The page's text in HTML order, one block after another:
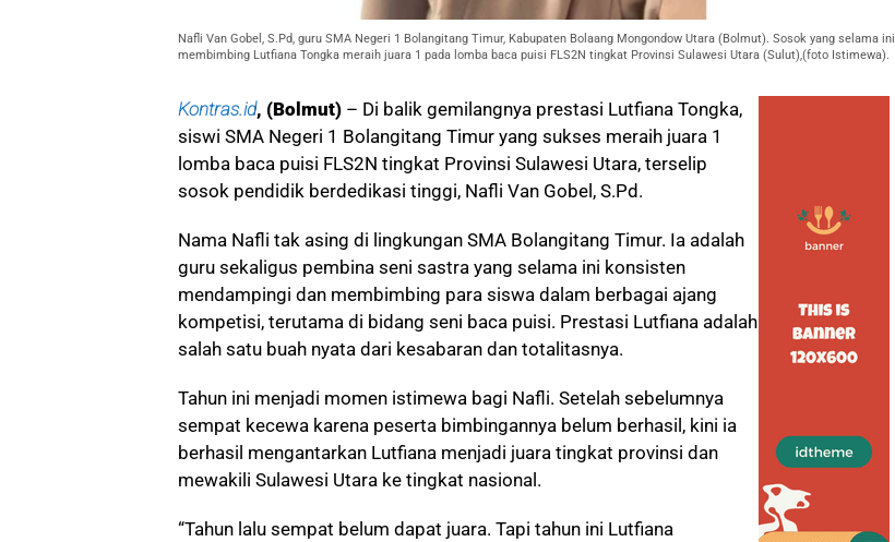
Nafli Van Gobel, S.Pd, guru SMA Negeri 1 Bolangitang Timur, Kabupaten Bolaang Mongondow Utara (Bolmut). Sosok yang selama ini
membimbing Lutfiana Tongka meraih juara 1 pada lomba baca puisi FLS2N tingkat Provinsi Sulawesi Utara (Sulut),(foto Istimewa).
Kontras.id, (Bolmut) – Di balik gemilangnya prestasi Lutfiana Tongka,
siswi SMA Negeri 1 Bolangitang Timur yang sukses meraih juara 1
lomba baca puisi FLS2N tingkat Provinsi Sulawesi Utara, terselip
sosok pendidik berdedikasi tinggi, Nafli Van Gobel, S.Pd.
Nama Nafli tak asing di lingkungan SMA Bolangitang Timur. Ia adalah
guru sekaligus pembina seni sastra yang selama ini konsisten
mendampingi dan membimbing para siswa dalam berbagai ajang
kompetisi, terutama di bidang seni baca puisi. Prestasi Lutfiana adalah
salah satu buah nyata dari kesabaran dan totalitasnya.
Tahun ini menjadi momen istimewa bagi Nafli. Setelah sebelumnya
sempat kecewa karena peserta bimbingannya belum berhasil, kini ia
berhasil mengantarkan Lutfiana menjadi juara tingkat provinsi dan
mewakili Sulawesi Utara ke tingkat nasional.
“Tahun lalu sempat belum dapat juara. Tapi tahun ini Lutfiana